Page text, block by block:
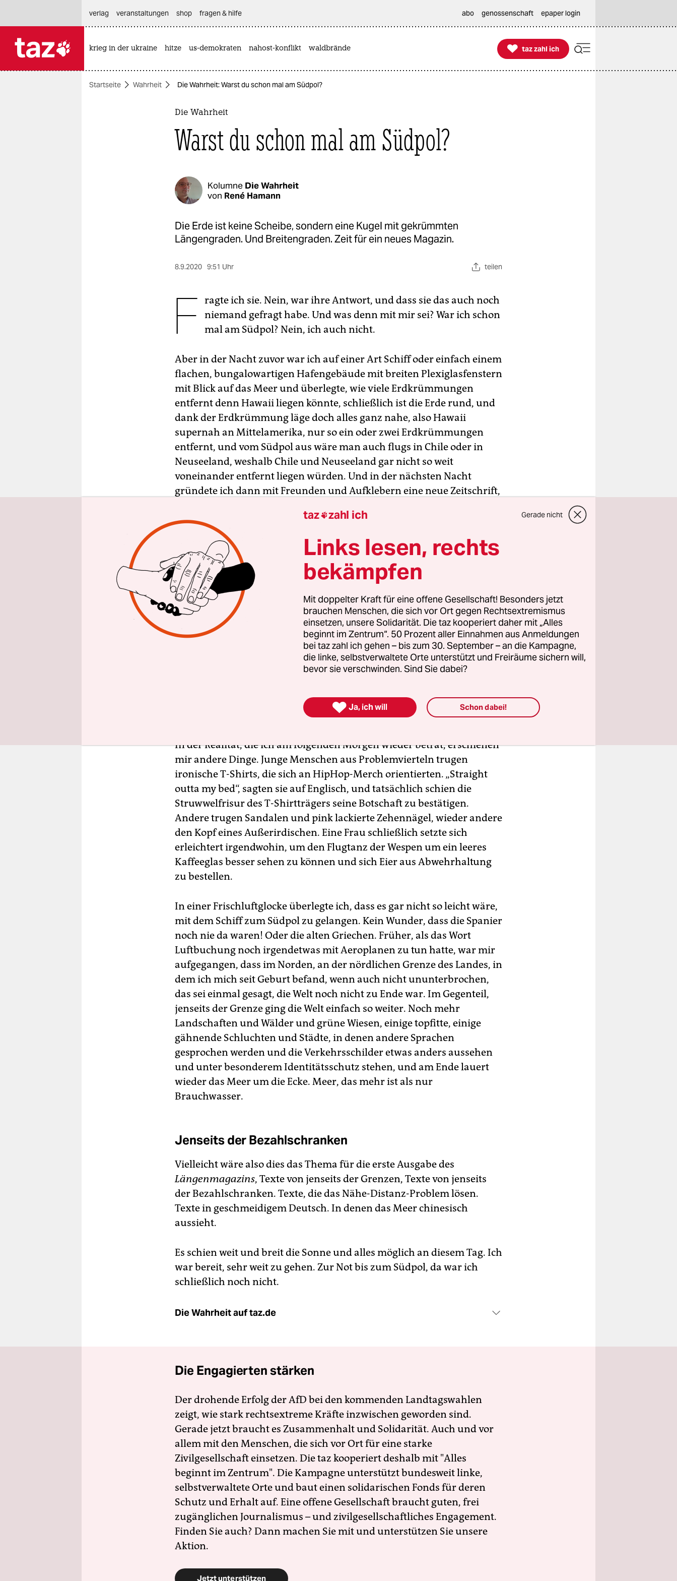
themen
verlag
veranstaltungen shop fragen & hilfe abo genossenschaft epaper login
krieg in der ukraine hitze us-demokraten nahost-konflikt waldbrände 
taz zahl ich
taz zahl ich
Startseite Wahrheit Die Wahrheit: Warst du schon mal am Südpol?
Die Wahrheit
Warst du schon mal am Südpol?
Kolumne Die Wahrheit
von René Hamann
Die Erde ist keine Scheibe, sondern eine Kugel mit gekrümmten
Längengraden. Und Breitengraden. Zeit für ein neues Magazin.
8.9.2020 9:51 Uhr teilen
F ragte ich sie. Nein, war ihre Antwort, und dass sie das auch noch
niemand gefragt habe. Und was denn mit mir sei? War ich schon
mal am Südpol? Nein, ich auch nicht.
Aber in der Nacht zuvor war ich auf einer Art Schiff oder einfach einem
flachen, bungalowartigen Hafengebäude mit breiten Plexiglasfenstern
mit Blick auf das Meer und überlegte, wie viele Erdkrümmungen
entfernt denn Hawaii liegen könnte, schließlich ist die Erde rund, und
dank der Erdkrümmung läge doch alles ganz nahe, also Hawaii
supernah an Mittelamerika, nur so ein oder zwei Erdkrümmungen
entfernt, und vom Südpol aus wäre man auch flugs in Chile oder in
Neuseeland, weshalb Chile und Neuseeland gar nicht so weit
voneinander entfernt liegen würden. Und in der nächsten Nacht
gründete ich dann mit Freunden und Aufklebern eine neue Zeitschrift,
worum sollte es da wohl gehen, wenn nicht um Längegrade und sehr
breite Texte?
In der Realität, die ich am folgenden Morgen wieder betrat, erschienen
mir andere Dinge. Junge Menschen aus Problemvierteln trugen
ironische T-Shirts, die sich an HipHop-Merch orientierten. „Straight
outta my bed“, sagten sie auf Englisch, und tatsächlich schien die
Struwwelfrisur des T-Shirtträgers seine Botschaft zu bestätigen.
Andere trugen Sandalen und pink lackierte Zehennägel, wieder andere
den Kopf eines Außerirdischen. Eine Frau schließlich setzte sich
erleichtert irgendwohin, um den Flugtanz der Wespen um ein leeres
Kaffeeglas besser sehen zu können und sich Eier aus Abwehrhaltung
zu bestellen.
In einer Frischluftglocke überlegte ich, dass es gar nicht so leicht wäre,
mit dem Schiff zum Südpol zu gelangen. Kein Wunder, dass die Spanier
noch nie da waren! Oder die alten Griechen. Früher, als das Wort
Luftbuchung noch irgendetwas mit Aeroplanen zu tun hatte, war mir
aufgegangen, dass im Norden, an der nördlichen Grenze des Landes, in
dem ich mich seit Geburt befand, wenn auch nicht ununterbrochen,
das sei einmal gesagt, die Welt noch nicht zu Ende war. Im Gegenteil,
jenseits der Grenze ging die Welt einfach so weiter. Noch mehr
Landschaften und Wälder und grüne Wiesen, einige topfitte, einige
gähnende Schluchten und Städte, in denen andere Sprachen
gesprochen werden und die Verkehrsschilder etwas anders aussehen
und unter besonderem Identitätsschutz stehen, und am Ende lauert
wieder das Meer um die Ecke. Meer, das mehr ist als nur
Brauchwasser.
Jenseits der Bezahlschranken
Vielleicht wäre also dies das Thema für die erste Ausgabe des
Längenmagazins, Texte von jenseits der Grenzen, Texte von jenseits
der Bezahlschranken. Texte, die das Nähe-Distanz-Problem lösen.
Texte in geschmeidigem Deutsch. In denen das Meer chinesisch
aussieht.
Es schien weit und breit die Sonne und alles möglich an diesem Tag. Ich
war bereit, sehr weit zu gehen. Zur Not bis zum Südpol, da war ich
schließlich noch nicht.
Die Wahrheit auf taz.de
Die Engagierten stärken
Der drohende Erfolg der AfD bei den kommenden Landtagswahlen
zeigt, wie stark rechtsextreme Kräfte inzwischen geworden sind.
Gerade jetzt braucht es Zusammenhalt und Solidarität. Auch und vor
allem mit den Menschen, die sich vor Ort für eine starke
Zivilgesellschaft einsetzen. Die taz kooperiert deshalb mit "Alles
beginnt im Zentrum". Die Kampagne unterstützt bundesweit linke,
selbstverwaltete Orte und baut einen solidarischen Fonds für deren
Schutz und Erhalt auf. Eine offene Gesellschaft braucht guten, frei
zugänglichen Journalismus – und zivilgesellschaftliches Engagement.
Finden Sie auch? Dann machen Sie mit und unterstützen Sie unsere
Aktion.
Jetzt unterstützen
taz zahl ich Gerade nicht
Links lesen, rechts
bekämpfen
Mit doppelter Kraft für eine offene Gesellschaft! Besonders jetzt
brauchen Menschen, die sich vor Ort gegen Rechtsextremismus
einsetzen, unsere Solidarität. Die taz kooperiert daher mit „Alles
beginnt im Zentrum“. 50 Prozent aller Einnahmen aus Anmeldungen
bei taz zahl ich gehen – bis zum 30. September – an die Kampagne,
die linke, selbstverwaltete Orte unterstützt und Freiräume sichern will,
bevor sie verschwinden. Sind Sie dabei?
 Ja, ich will Schon dabei!